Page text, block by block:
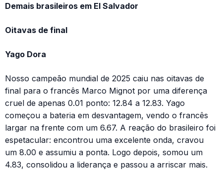
Demais brasileiros em El Salvador
Oitavas de final
Yago Dora
Nosso campeão mundial de 2025 caiu nas oitavas de
final para o francês Marco Mignot por uma diferença
cruel de apenas 0.01 ponto: 12.84 a 12.83. Yago
começou a bateria em desvantagem, vendo o francês
largar na frente com um 6.67. A reação do brasileiro foi
espetacular: encontrou uma excelente onda, cravou
um 8.00 e assumiu a ponta. Logo depois, somou um
4.83, consolidou a liderança e passou a arriscar mais.